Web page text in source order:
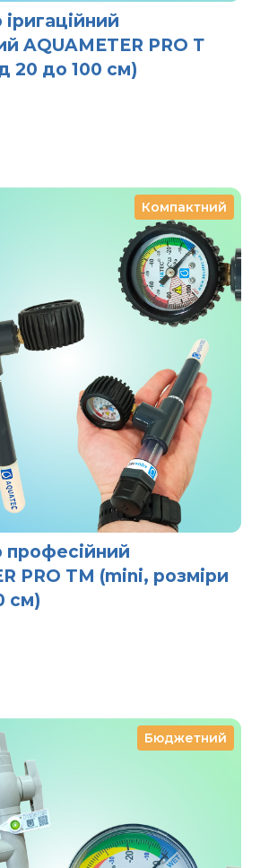
AQUAMETER PRO Т
20 до 100 см)
Компактний
професійний
PRO TM (mini, розміри
см)
Бюджетний